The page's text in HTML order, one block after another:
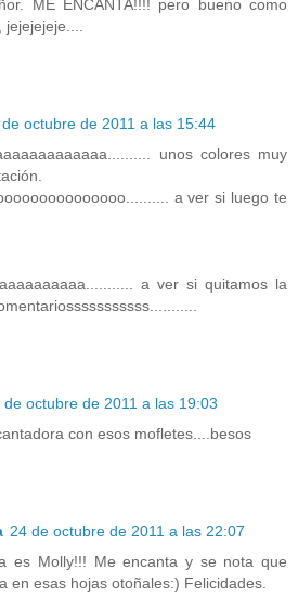
ME ENCANTA!!!! pero bueno como
jejejejeje....
octubre de 2011 a las 15:44
unos colores muy
a ver si luego te
a ver si quitamos la
de octubre de 2011 a las 19:03
con esos mofletes....besos
24 de octubre de 2011 a las 22:07
es Molly!!! Me encanta y se nota que
en esas hojas otoñales:) Felicidades.